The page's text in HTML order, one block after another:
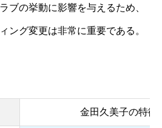
ブの挙動に影響を与えるため、
ング変更は非常に重要である。
金田久美子の特徴